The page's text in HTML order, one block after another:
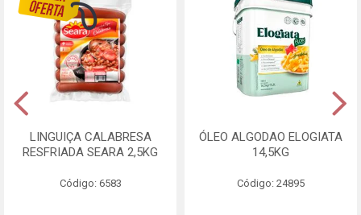
LINGUIÇA CALABRESA
RESFRIADA SEARA 2,5KG
Código: 6583
ÓLEO ALGODAO ELOGIATA
14,5KG
Código: 24895